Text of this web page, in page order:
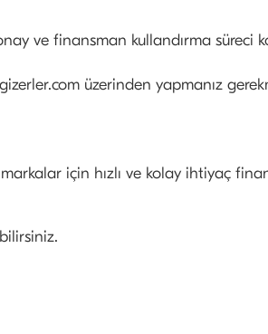
ve finansman kullandırma süreci
üzerinden yapmanız
için hızlı ve kolay ihtiyaç